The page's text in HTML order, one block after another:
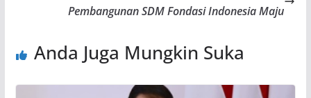
Pembangunan SDM Fondasi Indonesia Maju
Anda Juga Mungkin Suka